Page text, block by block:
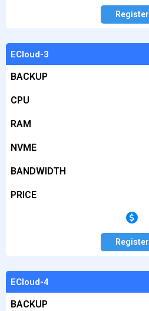
Register
ECloud-3
BACKUP
CPU
RAM
NVME
BANDWIDTH
PRICE
Register
ECloud-4
BACKUP